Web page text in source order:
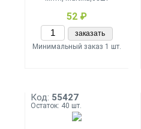
52 ₽
заказать
Минимальный заказ 1 шт.
Код: 55427
Остаток: 40 шт.